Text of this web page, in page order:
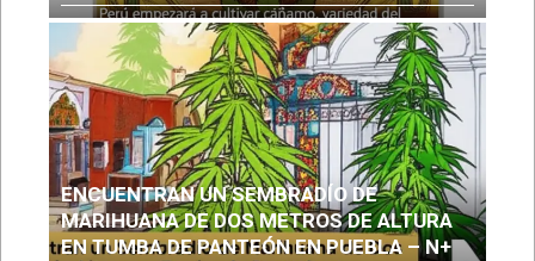
ENCUENTRAN UN SEMBRADÍO DE
MARIHUANA DE DOS METROS DE ALTURA
EN TUMBA DE PANTEÓN EN PUEBLA – N+